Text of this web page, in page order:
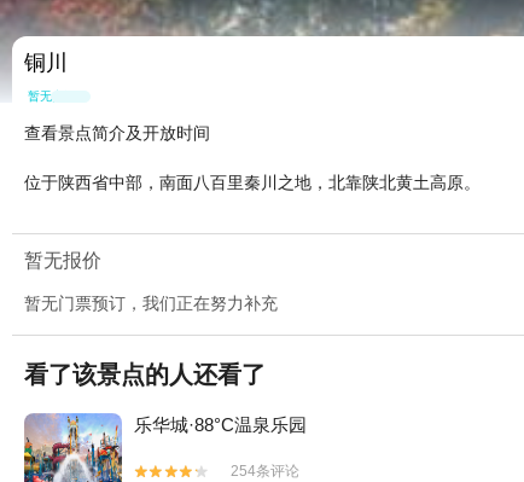
铜川
暂无点评
查看景点简介及开放时间
位于陕西省中部，南面八百里秦川之地，北靠陕北黄土高原。
暂无报价
暂无门票预订，我们正在努力补充
看了该景点的人还看了
乐华城·88°C温泉乐园


254条评论